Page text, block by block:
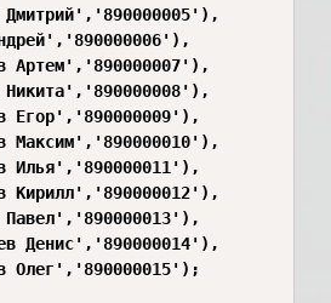
Артем','890000007'),
Никита','890000008'),
Егор','890000009'),
Максим','890000010'),
Илья','890000011'),
Кирилл','890000012'),
Павел','890000013'),
Денис','890000014'),
Олег','890000015');